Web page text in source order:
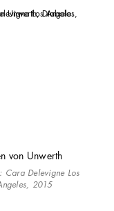
von Unwerth
Cara Delevigne Los
2015